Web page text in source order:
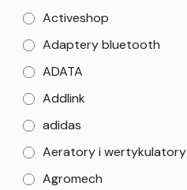
Activeshop
Adaptery bluetooth
ADATA
Addlink
adidas
Aeratory i wertykulatory
Agromech